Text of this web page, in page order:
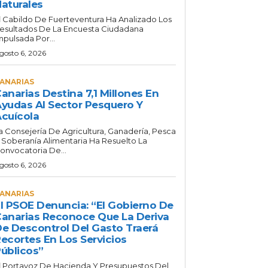
Cabildo De Fuerteventura Ha Analizado Los
De La Encuesta Ciudadana
Por...
6, 2026
Destina 7,1 Millones En
Al Sector Pesquero Y
Consejería De Agricultura, Ganadería, Pesca
Soberanía Alimentaria Ha Resuelto La
De...
6, 2026
PSOE Denuncia: “El Gobierno De
Reconoce Que La Deriva
Descontrol Del Gasto Traerá
En Los Servicios
Portavoz De Hacienda Y Presupuestos Del